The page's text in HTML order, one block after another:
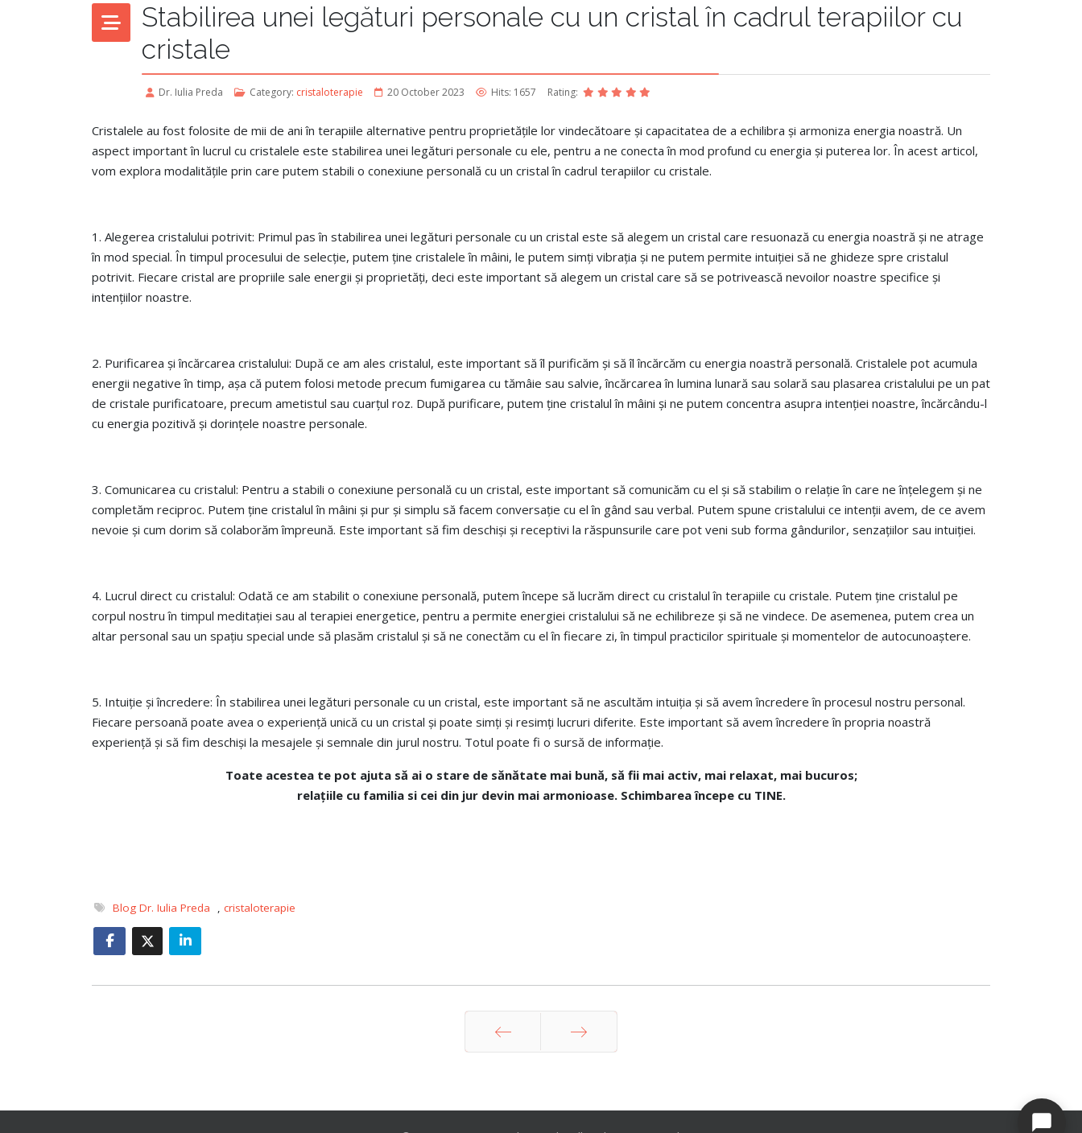
Stabilirea unei legături personale cu un cristal în cadrul terapiilor cu
cristale
Dr. Iulia Preda Category: cristaloterapie 20 October 2023 Hits: 1657 Rating:
Cristalele au fost folosite de mii de ani în terapiile alternative pentru proprietățile lor vindecătoare și capacitatea de a echilibra și armoniza energia noastră. Un
aspect important în lucrul cu cristalele este stabilirea unei legături personale cu ele, pentru a ne conecta în mod profund cu energia și puterea lor. În acest articol,
vom explora modalitățile prin care putem stabili o conexiune personală cu un cristal în cadrul terapiilor cu cristale.
1. Alegerea cristalului potrivit: Primul pas în stabilirea unei legături personale cu un cristal este să alegem un cristal care resuonază cu energia noastră și ne atrage
în mod special. În timpul procesului de selecție, putem ține cristalele în mâini, le putem simți vibrația și ne putem permite intuiției să ne ghideze spre cristalul
potrivit. Fiecare cristal are propriile sale energii și proprietăți, deci este important să alegem un cristal care să se potrivească nevoilor noastre specifice și
intențiilor noastre.
2. Purificarea și încărcarea cristalului: După ce am ales cristalul, este important să îl purificăm și să îl încărcăm cu energia noastră personală. Cristalele pot acumula
energii negative în timp, așa că putem folosi metode precum fumigarea cu tămâie sau salvie, încărcarea în lumina lunară sau solară sau plasarea cristalului pe un pat
de cristale purificatoare, precum ametistul sau cuarțul roz. După purificare, putem ține cristalul în mâini și ne putem concentra asupra intenției noastre, încărcându-l
cu energia pozitivă și dorințele noastre personale.
3. Comunicarea cu cristalul: Pentru a stabili o conexiune personală cu un cristal, este important să comunicăm cu el și să stabilim o relație în care ne înțelegem și ne
completăm reciproc. Putem ține cristalul în mâini și pur și simplu să facem conversație cu el în gând sau verbal. Putem spune cristalului ce intenții avem, de ce avem
nevoie și cum dorim să colaborăm împreună. Este important să fim deschiși și receptivi la răspunsurile care pot veni sub forma gândurilor, senzațiilor sau intuiției.
4. Lucrul direct cu cristalul: Odată ce am stabilit o conexiune personală, putem începe să lucrăm direct cu cristalul în terapiile cu cristale. Putem ține cristalul pe
corpul nostru în timpul meditației sau al terapiei energetice, pentru a permite energiei cristalului să ne echilibreze și să ne vindece. De asemenea, putem crea un
altar personal sau un spațiu special unde să plasăm cristalul și să ne conectăm cu el în fiecare zi, în timpul practicilor spirituale și momentelor de autocunoaștere.
5. Intuiție și încredere: În stabilirea unei legături personale cu un cristal, este important să ne ascultăm intuiția și să avem încredere în procesul nostru personal.
Fiecare persoană poate avea o experiență unică cu un cristal și poate simți și resimți lucruri diferite. Este important să avem încredere în propria noastră
experiență și să fim deschiși la mesajele și semnale din jurul nostru. Totul poate fi o sursă de informație.
Toate acestea te pot ajuta să ai o stare de sănătate mai bună, să fii mai activ, mai relaxat, mai bucuros;
relațiile cu familia si cei din jur devin mai armonioase. Schimbarea începe cu TINE.
Blog Dr. Iulia Preda , cristaloterapie